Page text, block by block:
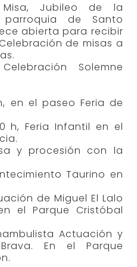
Jubileo de la
parroquia de Santo
abierta para recibir
de misas a
Solemne
en el paseo Feria de
h, Feria Infantil en el
y procesión con la
Taurino en
de Miguel El Lalo
el Parque Cristóbal
Actuación y
En el Parque